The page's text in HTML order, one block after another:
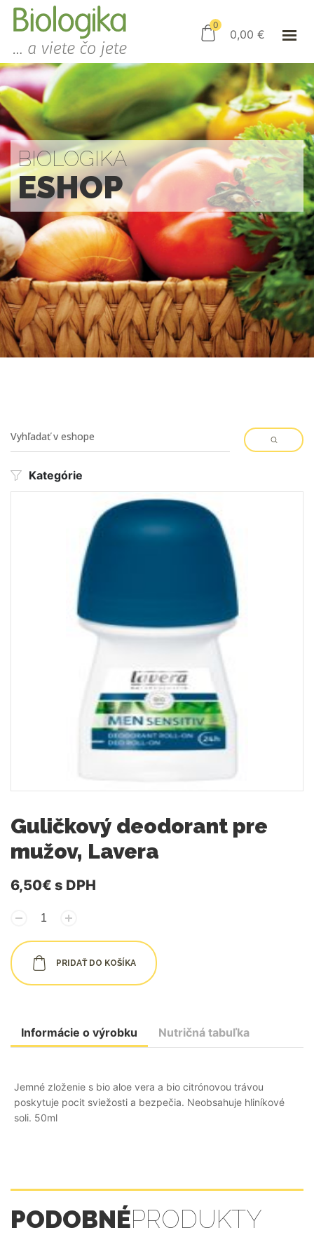
ESHOP
AKO NAKUPOVAŤ
KAMENNÝ OBCHOD
KONTAKT
0
0,00 €
PRIHLÁSENIE
BIOLOGIKA
ESHOP
Kategórie
Guličkový deodorant pre
mužov, Lavera
6,50€ s DPH
PRIDAŤ DO KOŠÍKA
Informácie o výrobku Nutričná tabuľka
Jemné zloženie s bio aloe vera a bio citrónovou trávou
poskytuje pocit sviežosti a bezpečia. Neobsahuje hliníkové
soli. 50ml
PODOBNÉPRODUKTY